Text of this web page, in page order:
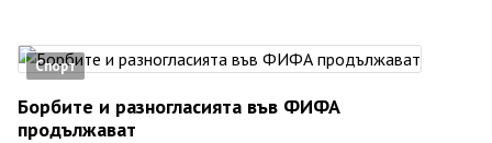
Спорт
Борбите и разногласията във ФИФА
продължават